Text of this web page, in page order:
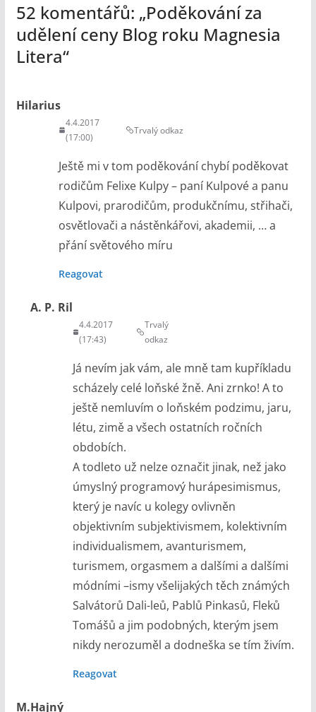
52 komentářů: „Poděkování za
udělení ceny Blog roku Magnesia
Litera“
Hilarius
4.4.2017
(17:00)
Trvalý odkaz
Ještě mi v tom poděkování chybí poděkovat
rodičům Felixe Kulpy – paní Kulpové a panu
Kulpovi, prarodičům, produkčnímu, střihači,
osvětlovači a nástěnkářovi, akademii, … a
přání světového míru
Reagovat
A. P. Ril
4.4.2017
(17:43)
Trvalý
odkaz
Já nevím jak vám, ale mně tam kupříkladu
scházely celé loňské žně. Ani zrnko! A to
ještě nemluvím o loňském podzimu, jaru,
létu, zimě a všech ostatních ročních
obdobích.
A todleto už nelze označit jinak, než jako
úmyslný programový hurápesimismus,
který je navíc u kolegy ovlivněn
objektivním subjektivismem, kolektivním
individualismem, avanturismem,
turismem, orgasmem a dalšími a dalšími
módními –ismy všelijakých těch známých
Salvátorů Dali-leů, Pablů Pinkasů, Fleků
Tomášů a jim podobných, kterým jsem
nikdy nerozuměl a dodneška se tím živím.
Reagovat
M.Hajný